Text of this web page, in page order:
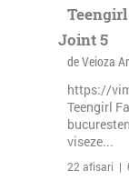
Joint 5
de Veioza
https://
Teengirl
viseze...
22 afisari |